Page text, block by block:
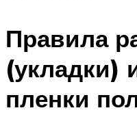
Правила
(укладки)
пленки